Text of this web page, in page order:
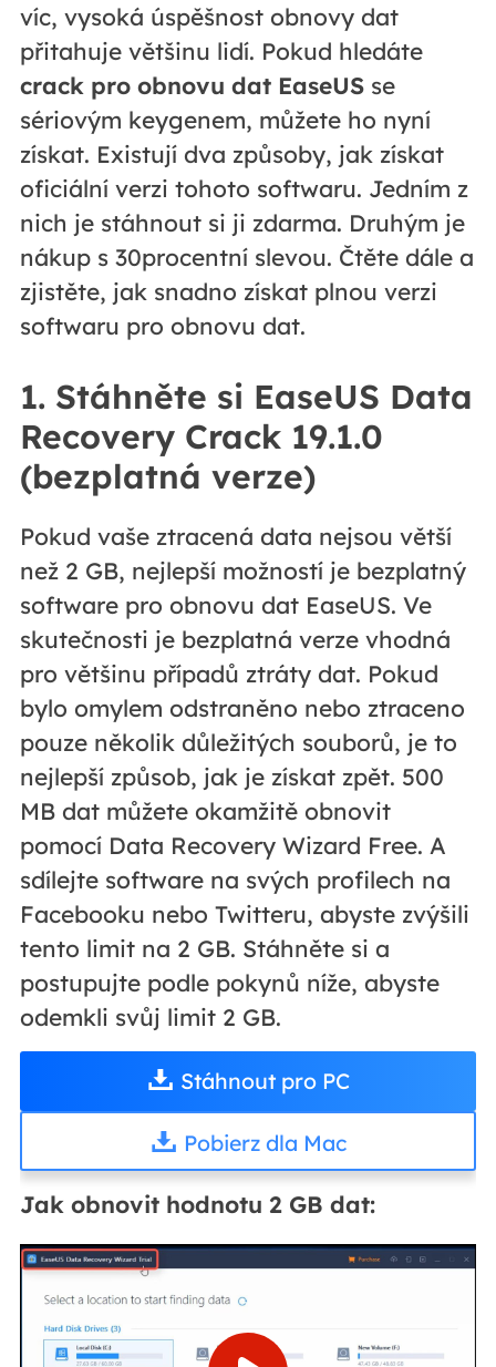
víc, vysoká úspěšnost obnovy dat
přitahuje většinu lidí. Pokud hledáte
crack pro obnovu dat EaseUSse
sériovým keygenem, můžete ho nyní
získat. Existují dva způsoby, jak získat
oficiální verzi tohoto softwaru. Jedním z
nich je stáhnout si ji zdarma. Druhým je
nákup s 30procentní slevou. Čtěte dále a
zjistěte, jak snadno získat plnou verzi
softwaru pro obnovu dat.
1. Stáhněte si EaseUS Data
Recovery Crack 19.1.0
(bezplatná verze)
Pokud vaše ztracená data nejsou větší
než 2 GB, nejlepší možností je bezplatný
software pro obnovu dat EaseUS. Ve
skutečnosti je bezplatná verze vhodná
pro většinu případů ztráty dat. Pokud
bylo omylem odstraněno nebo ztraceno
pouze několik důležitých souborů, je to
nejlepší způsob, jak je získat zpět. 500
MB dat můžete okamžitě obnovit
pomocí Data Recovery Wizard Free. A
sdílejte software na svých profilech na
Facebooku nebo Twitteru, abyste zvýšili
tento limit na 2 GB. Stáhněte si a
postupujte podle pokynů níže, abyste
odemkli svůj limit 2 GB.
Stáhnout pro PC
Pobierz dla Mac
Jak obnovit hodnotu 2 GB dat: